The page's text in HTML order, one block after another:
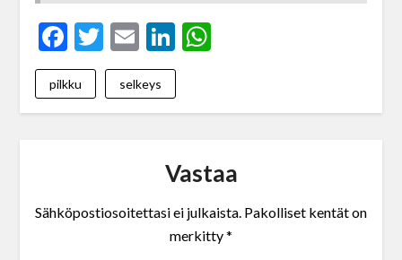
Facebook
Twitter
EmailLinkedIn
WhatsApp
pilkku selkeys
Vastaa
Sähköpostiosoitettasi ei julkaista. Pakolliset kentät on
merkitty*